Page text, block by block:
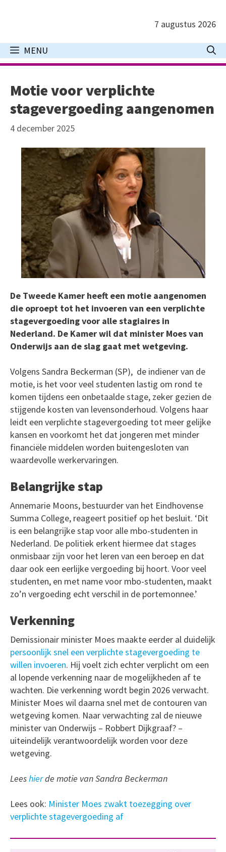
inhoud
7 augustus 2026
MENU
Motie voor verplichte
stagevergoeding aangenomen
4 december 2025
De Tweede Kamer heeft een motie aangenomen
die oproept tot het invoeren van een verplichte
stagevergoeding voor alle stagiaires in
Nederland. De Kamer wil dat minister Moes van
Onderwijs aan de slag gaat met wetgeving.
Volgens Sandra Beckerman (SP), de indiener van de
motie, is het voor veel studenten lastig om rond te
komen tijdens een onbetaalde stage, zeker gezien de
stijgende kosten van levensonderhoud. Volgens haar
leidt een verplichte stagevergoeding tot meer gelijke
kansen en voorkomt het dat jongeren met minder
financiële middelen worden buitengesloten van
waardevolle werkervaringen.
Belangrijke stap
Annemarie Moons, bestuurder van het Eindhovense
Summa College, reageert positief op het besluit. ‘Dit
is een belangrijke stap voor alle mbo-studenten in
Nederland. De politiek erkent hiermee dat stages
onmisbaar zijn voor het leren van een beroep en dat
daar ook een eerlijke vergoeding bij hoort. Voor veel
studenten, en met name voor mbo-studenten, maakt
zo’n vergoeding echt verschil in de portemonnee.’
Verkenning
Demissionair minister Moes maakte eerder al duidelijk
persoonlijk snel een verplichte stagevergoeding te
willen invoeren. Hij voelt zich echter verplicht om een
al lopende verkenning naar de mogelijkheden af te
wachten. Die verkenning wordt begin 2026 verwacht.
Minister Moes wil daarna snel met de contouren van
wetgeving komen. Naar verwachting zal de nieuwe
minister van Onderwijs – Robbert Dijkgraaf? –
uiteindelijk verantwoordelijk worden voor deze
wetgeving.
Leeshierde motie van Sandra Beckerman
Lees ook: Minister Moes zwakt toezegging over
verplichte stagevergoeding af